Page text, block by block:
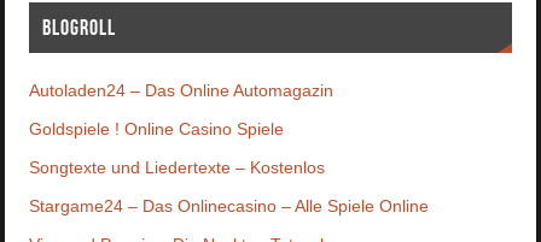
Blogroll
Autoladen24 – Das Online Automagazin
Goldspiele ! Online Casino Spiele
Songtexte und Liedertexte – Kostenlos
Stargame24 – Das Onlinecasino – Alle Spiele Online